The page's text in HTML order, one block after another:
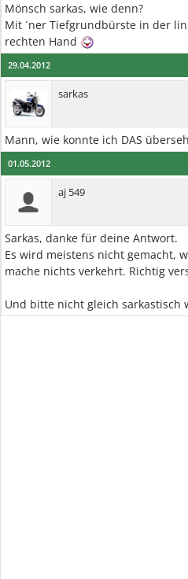
Mönsch sarkas, wie denn?
Mit ´ner Tiefgrundbürste in der
rechten Hand
29.04.2012
sarkas
Mann, wie konnte ich DAS
01.05.2012
aj 549
Sarkas, danke für deine Antwort.
Es wird meistens nicht gemacht,
mache nichts verkehrt. Richtig
Und bitte nicht gleich sarkastisch